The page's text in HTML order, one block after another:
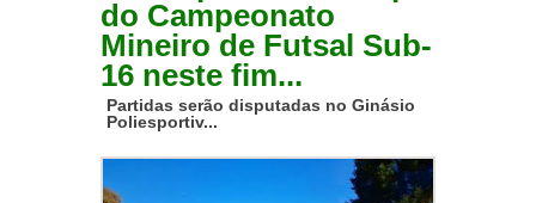
do Campeonato
Mineiro de Futsal Sub-
16 neste fim...
Partidas serão disputadas no Ginásio
Poliesportiv...